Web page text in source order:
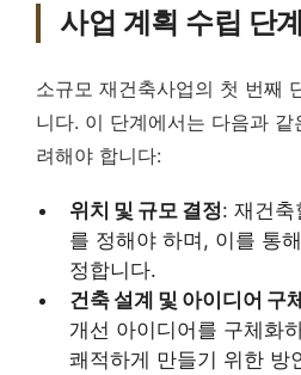
사업 계획 수립 단계
소규모 재건축사업의 첫 번째
니다. 이 단계에서는 다음과
려해야 합니다:
위치 및 규모 결정: 재건축
를 정해야 하며, 이를 통
정합니다.
건축 설계 및 아이디어 구
개선 아이디어를 구체화
쾌적하게 만들기 위한 방